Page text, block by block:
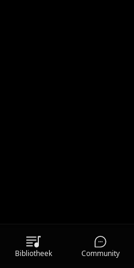
Bibliotheek Community